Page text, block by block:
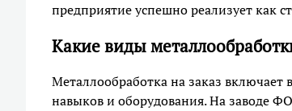
предприятие успешно реализует как
Какие виды
Металлообработка на заказ
навыков и оборудования. На заводе